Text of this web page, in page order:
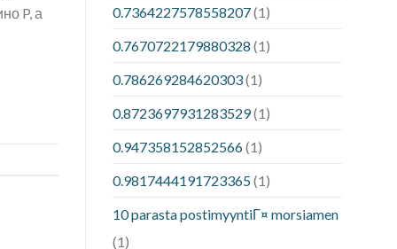
P, а
0.7364227578558207(1)
0.7670722179880328 (1)
0.786269284620303(1)
0.8723697931283529(1)
0.947358152852566(1)
0.9817444191723365(1)
10 parasta postimyyntiГ¤ morsiamen
(1)